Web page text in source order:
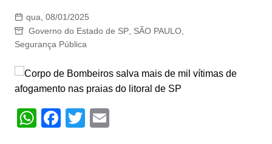
qua, 08/01/2025
Governo do Estado de SP, SÃO PAULO,
Segurança Pública
W F T E